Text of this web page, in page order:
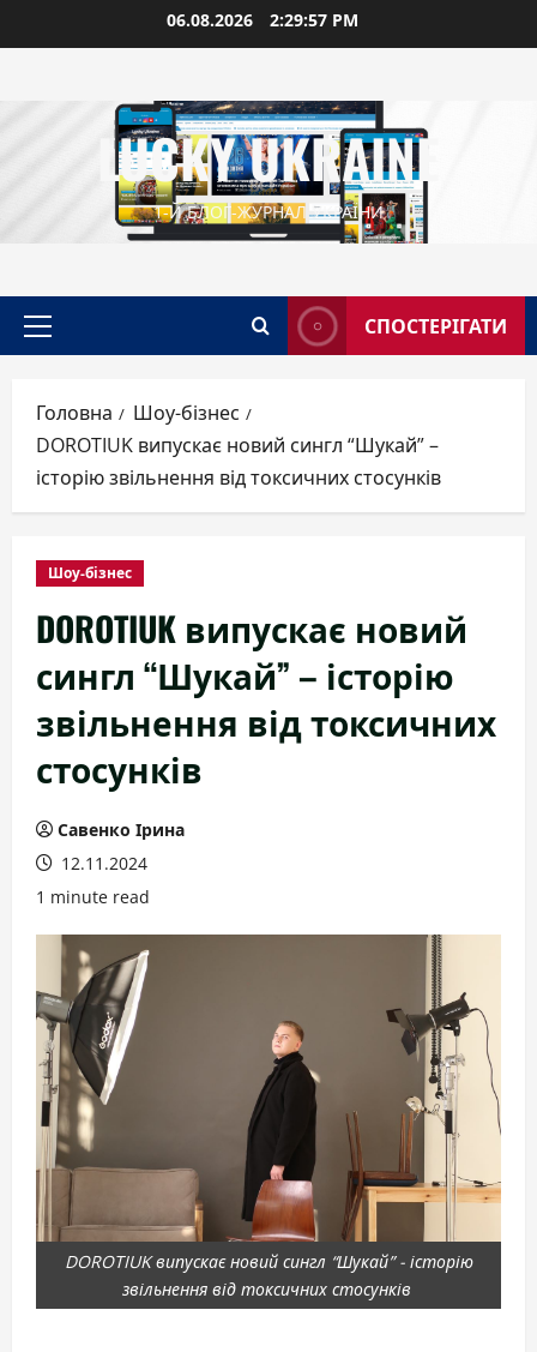
до
06.08.2026 2:29:58 PM
LUCKY UKRAINE
1-Й БЛОГ-ЖУРНАЛ УКРАЇНИ
Головне
СПОСТЕРІГАТИ
Головна
Шоу-бізнес
DOROTIUK випускає новий сингл “Шукай” –
історію звільнення від токсичних стосунків
Шоу-бізнес
DOROTIUK випускає новий
сингл “Шукай” – історію
звільнення від токсичних
стосунків
Савенко Ірина
12.11.2024
1 minute read
DOROTIUK випускає новий сингл “Шукай” - історію
звільнення від токсичних стосунків